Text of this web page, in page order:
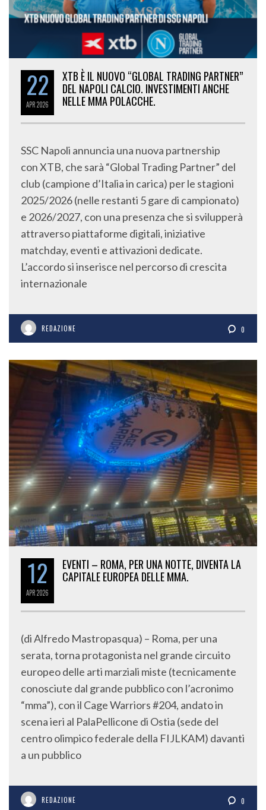
22
APR2026
XTB È IL NUOVO “GLOBAL TRADING PARTNER”
DEL NAPOLI CALCIO. INVESTIMENTI ANCHE
NELLE MMA POLACCHE.
SSC Napoli annuncia una nuova partnership
con XTB, che sarà “Global Trading Partner” del
club (campione d’Italia in carica) per le stagioni
2025/2026 (nelle restanti 5 gare di campionato)
e 2026/2027, con una presenza che si svilupperà
attraverso piattaforme digitali, iniziative
matchday, eventi e attivazioni dedicate.
L’accordo si inserisce nel percorso di crescita
internazionale
REDAZIONE 0
12
APR2026
EVENTI – ROMA, PER UNA NOTTE, DIVENTA LA
CAPITALE EUROPEA DELLE MMA.
(di Alfredo Mastropasqua) – Roma, per una
serata, torna protagonista nel grande circuito
europeo delle arti marziali miste (tecnicamente
conosciute dal grande pubblico con l’acronimo
“mma”), con il Cage Warriors #204, andato in
scena ieri al PalaPellicone di Ostia (sede del
centro olimpico federale della FIJLKAM) davanti
a un pubblico
REDAZIONE 0